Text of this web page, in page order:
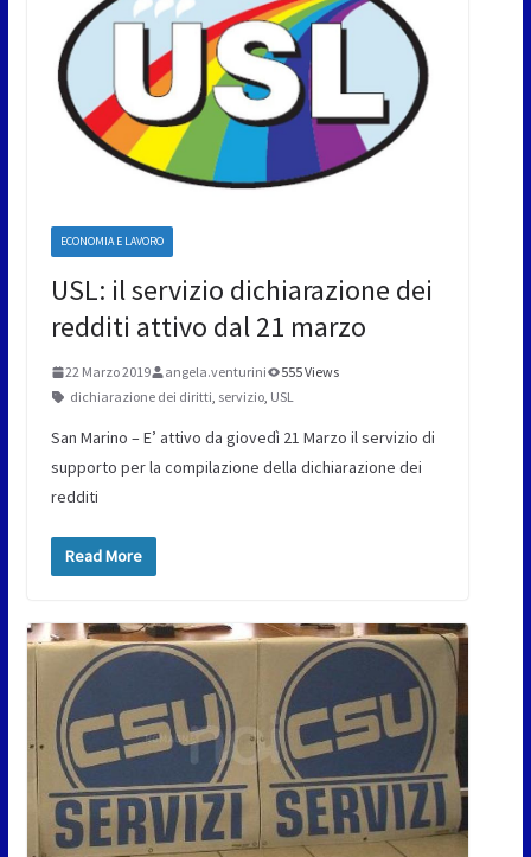
ECONOMIA E LAVORO
USL: il servizio dichiarazione dei
redditi attivo dal 21 marzo
22 Marzo 2019 angela.venturini
555 Views
dichiarazione dei diritti, servizio, USL
San Marino – E’ attivo da giovedì 21 Marzo il servizio di
supporto per la compilazione della dichiarazione dei
redditi
Read More